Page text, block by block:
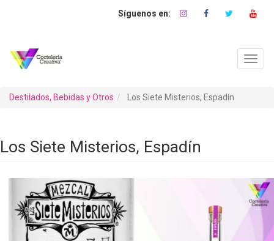
Destilados, Bebidas y Otros Los Siete Misterios, Espadín
Los Siete Misterios, Espadín